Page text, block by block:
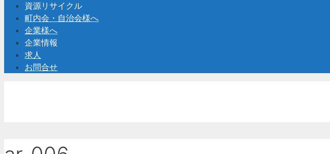
資源リサイクル
町内会・自治会様へ
企業様へ
企業情報
求人
お問合せ